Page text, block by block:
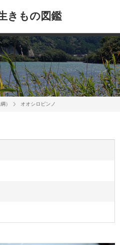
きもの図鑑
） オオシロピンノ